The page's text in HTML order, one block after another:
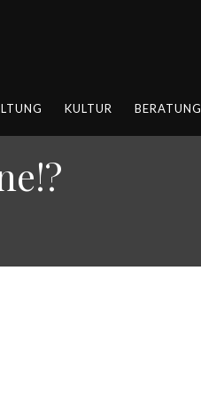
KULTUR BERATUNG